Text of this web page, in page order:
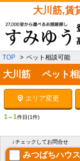
大川筋,賃
TOP ペット相談可能
大川筋 ペット相
エリア変更
1～1件目 (1件)
↓チェックしてお問合せ
みつばちハウス